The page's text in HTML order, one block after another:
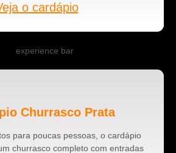
o cardápio
Churrasco Prata
para poucas pessoas, o cardápio
churrasco completo com entradas